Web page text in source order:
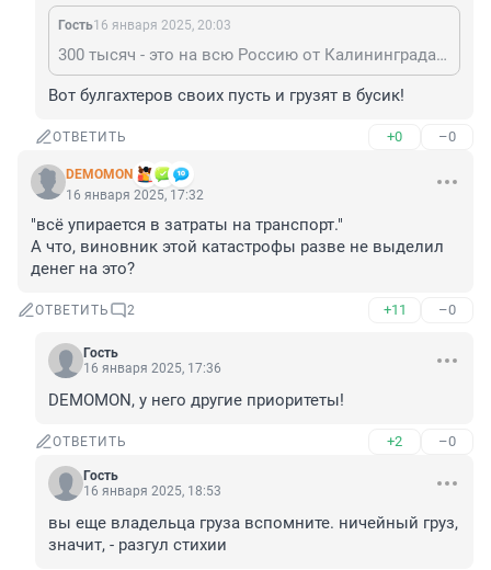
Гость16 января 2025, 20:03
300 тысяч - это на всю Россию от Калининграда до Камчатки, и это вместе с бухгалтерами, кадрами, МТО, руководителями всех видов. Работать по прямому профилю - часто (и много где) и так некому
Вот булгахтеров своих пусть и грузят в бусик!
ОТВЕТИТЬ +0 –0
DEMOMON
16 января 2025, 17:32
"всё упирается в затраты на транспорт."
А что, виновник этой катастрофы разве не выделил
денег на это?
ОТВЕТИТЬ 2 +11 –0
Гость
16 января 2025, 17:36
DEMOMON, у него другие приоритеты!
ОТВЕТИТЬ +2 –0
Гость
16 января 2025, 18:53
вы еще владельца груза вспомните. ничейный груз,
значит, - разгул стихии